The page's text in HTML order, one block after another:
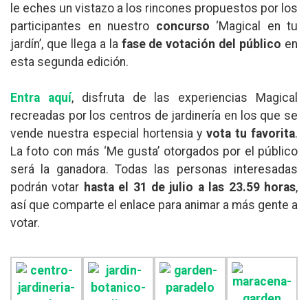
le eches un vistazo a los rincones propuestos por los
participantes en nuestro concurso ‘Magical en tu
jardín’, que llega a la fase de votación del público en
esta segunda edición.
Entra aquí, disfruta de las experiencias Magical
recreadas por los centros de jardinería en los que se
vende nuestra especial hortensia yvota tu favorita.
La foto con más ‘Me gusta’ otorgados por el público
será la ganadora. Todas las personas interesadas
podrán votar hasta el 31 de julio a las 23.59 horas,
así que comparte el enlace para animar a más gente a
votar.